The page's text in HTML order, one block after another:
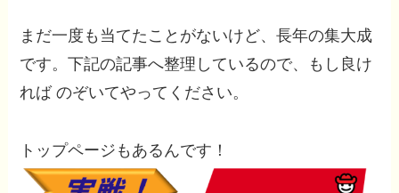
まだ一度も当てたことがないけど、長年の集大成
です。下記の記事へ整理しているので、もし良け
れば のぞいてやってください。
トップページもあるんです！